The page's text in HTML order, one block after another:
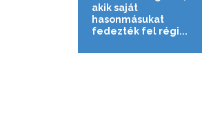
akik saját
hasonmásukat
fedezték fel régi...